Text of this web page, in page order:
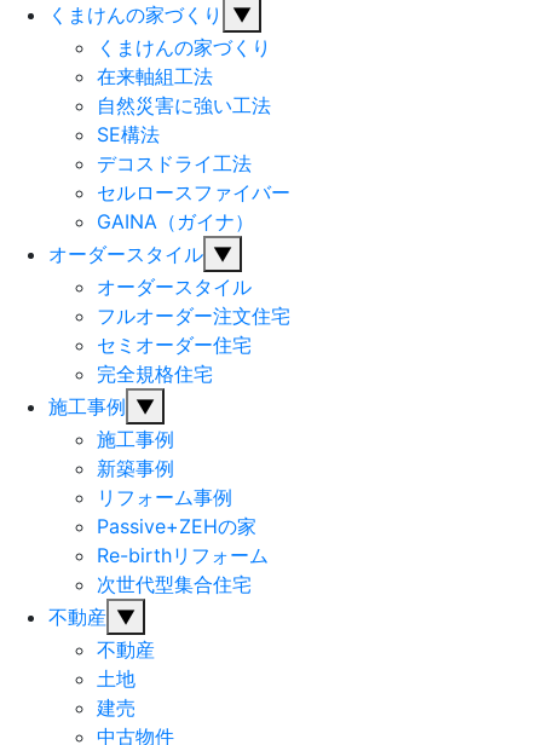
くまけんの家づくり
▼
くまけんの家づくり
在来軸組工法
自然災害に強い工法
SE構法
デコスドライ工法
セルロースファイバー
GAINA（ガイナ）
オーダースタイル ▼
オーダースタイル
フルオーダー注文住宅
セミオーダー住宅
完全規格住宅
施工事例 ▼
施工事例
新築事例
リフォーム事例
Passive+ZEHの家
Re-birthリフォーム
次世代型集合住宅
不動産 ▼
不動産
土地
建売
中古物件